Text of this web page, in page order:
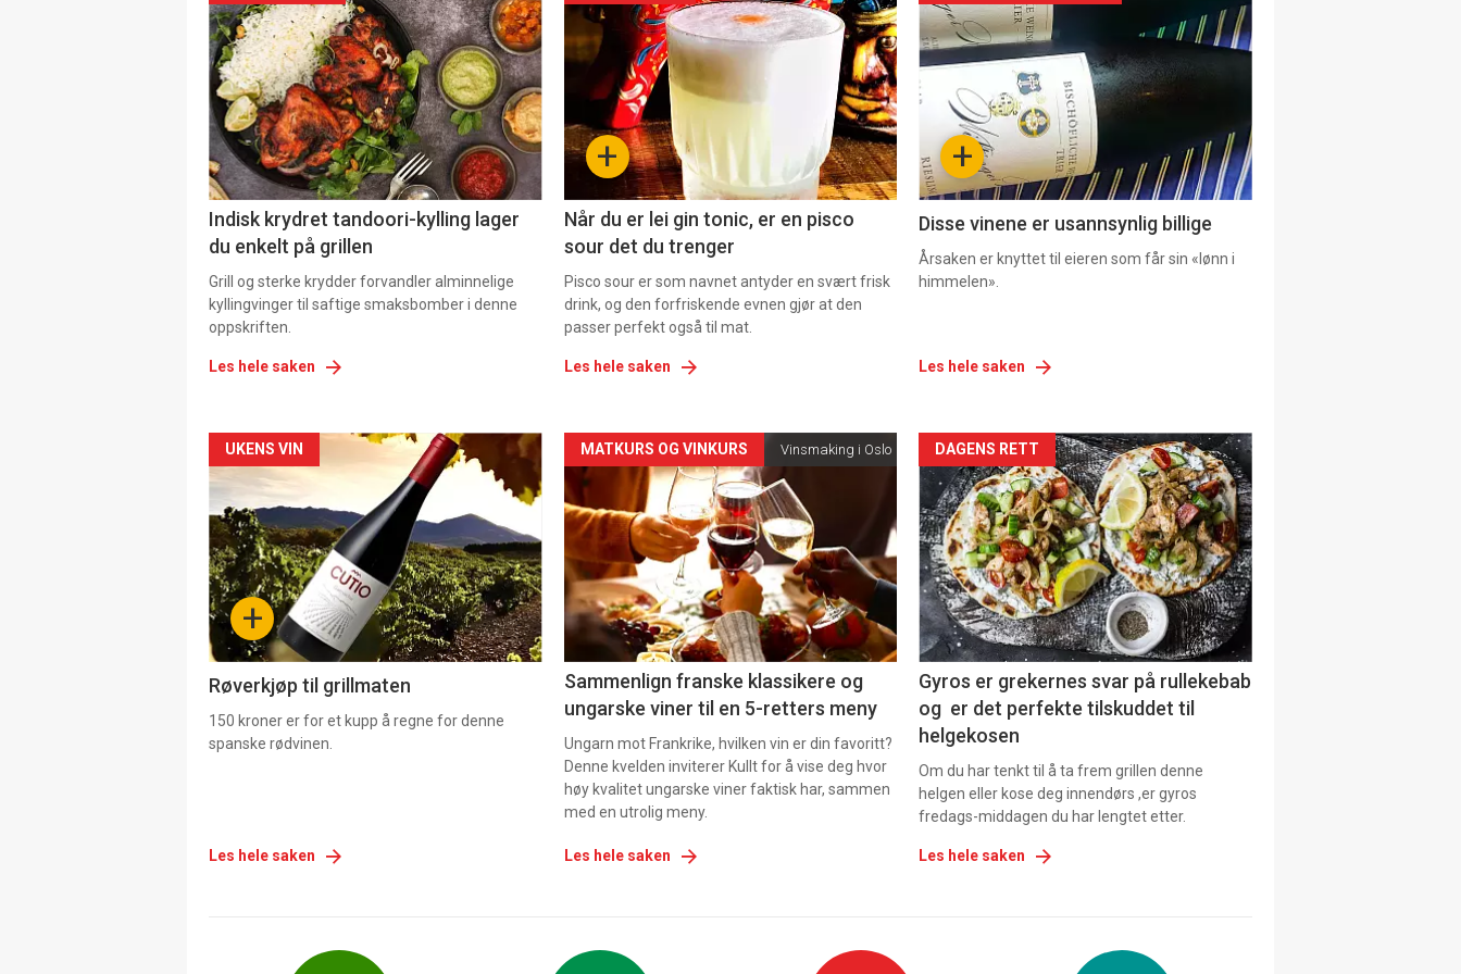
Indisk krydret tandoori-kylling lager
du enkelt på grillen
Grill og sterke krydder forvandler alminnelige
kyllingvinger til saftige smaksbomber i denne
oppskriften.
Les hele saken
akkurat
nå
-
+
Når du er lei gin tonic, er en pisco
sour det du trenger
Pisco sour er som navnet antyder en svært frisk
drink, og den forfriskende evnen gjør at den
passer perfekt også til mat.
Les hele saken
akkurat
nå
3 +
Disse vinene er usannsynlig billige
Årsaken er knyttet til eieren som får sin «lønn i
himmelen».
Les hele saken
Forsiden
akkurat
nå
-
4 +
UKENS VIN
Røverkjøp til grillmaten
150 kroner er for et kupp å regne for denne
spanske rødvinen.
Les hele saken
Forsiden
akkurat
nå
-
5
MATKURS OG VINKURS Vinsmaking i Oslo
Sammenlign franske klassikere og
ungarske viner til en 5-retters meny
Ungarn mot Frankrike, hvilken vin er din favoritt?
Denne kvelden inviterer Kullt for å vise deg hvor
høy kvalitet ungarske viner faktisk har, sammen
med en utrolig meny.
Les hele saken
Forsiden
akkurat
nå
-
6
DAGENS RETT
Gyros er grekernes svar på rullekebab
og er det perfekte tilskuddet til
helgekosen
Om du har tenkt til å ta frem grillen denne
helgen eller kose deg innendørs ,er gyros
fredags-middagen du har lengtet etter.
Les hele saken